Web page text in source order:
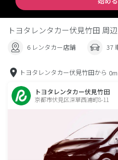
トヨタレンタカー伏見竹田 周
6 レンタカー店舗 37
トヨタレンタカー伏見竹田から 0m
トヨタレンタカー伏見竹田
京都市伏見区深草西浦町8-11